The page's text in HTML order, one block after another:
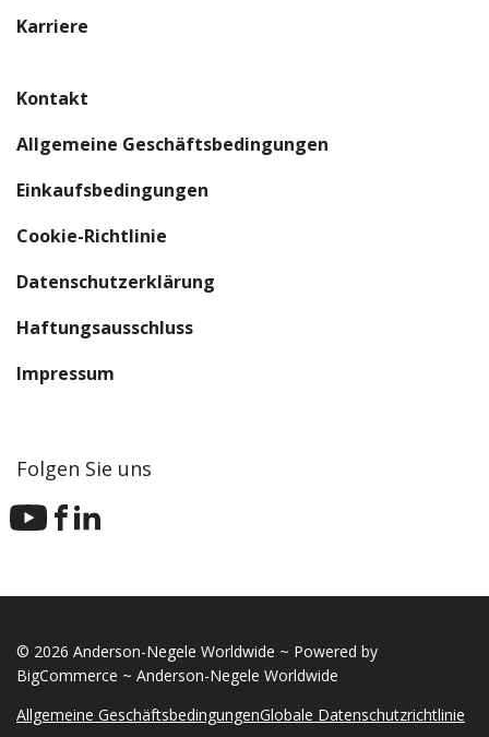
Karriere
Kontakt
Allgemeine Geschäftsbedingungen
Einkaufsbedingungen
Cookie-Richtlinie
Datenschutzerklärung
Haftungsausschluss
Impressum
Folgen Sie uns
© 2026 Anderson-Negele Worldwide ~ Powered by
BigCommerce ~ Anderson-Negele Worldwide
Allgemeine GeschäftsbedingungenGlobale Datenschutzrichtlinie